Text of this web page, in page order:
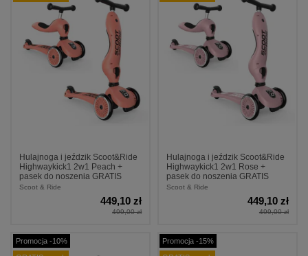
Hulajnoga i jeździk Scoot&Ride
Highwaykick1 2w1 Peach +
pasek do noszenia GRATIS
Scoot & Ride
449,10 zł
499,00 zł
Hulajnoga i jeździk Scoot&Ride
Highwaykick1 2w1 Rose +
pasek do noszenia GRATIS
Scoot & Ride
449,10 zł
499,00 zł
Promocja -10%
Promocja -15%